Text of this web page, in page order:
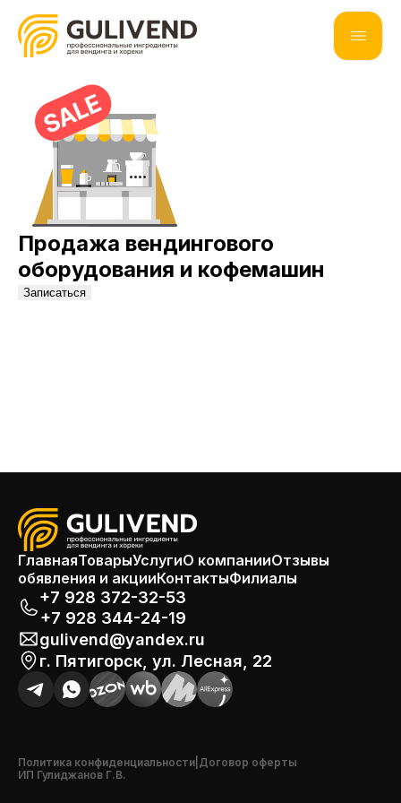
Продажа вендингового
оборудования и кофемашин
Записаться
ГлавнаяТоварыУслугиО компанииОтзывы
обявления и акцииКонтактыФилиалы
+7 928 372-32-53
+7 928 344-24-19
gulivend@yandex.ru
г. Пятигорск, ул. Лесная, 22
Политика конфиденциальности Договор оферты
ИП Гулиджанов Г.В.